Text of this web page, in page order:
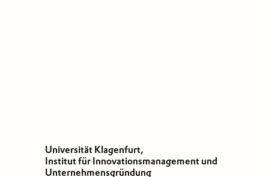
Universität Klagenfurt,
Institut für Innovationsmanagement und
Unternehmensgründung